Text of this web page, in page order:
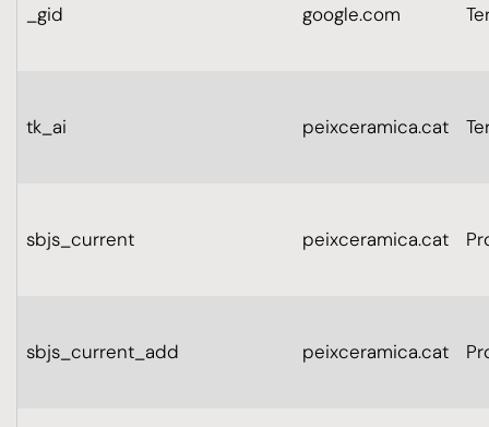
_gid google.com
tk_ai peixceramica.cat
sbjs_current peixceramica.cat
sbjs_current_add peixceramica.cat